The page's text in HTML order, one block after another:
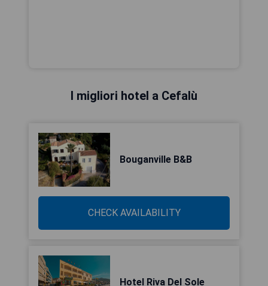
I migliori hotel a Cefalù
Bouganville B&B
CHECK AVAILABILITY
Hotel Riva Del Sole